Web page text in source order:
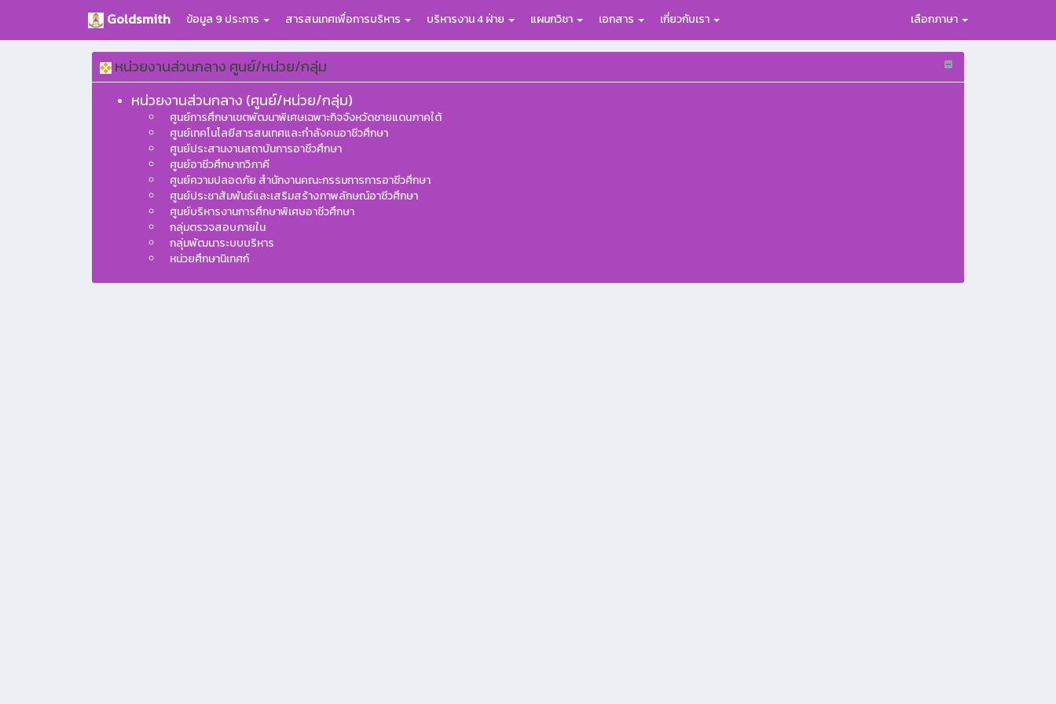
Goldsmith ข้อมูล 9 ประการ สารสนเทศเพื่อการบริหาร บริหารงาน 4 ฝ่าย แผนกวิชา เอกสาร เกี่ยวกับเรา เลือกภาษา
หน่วยงานส่วนกลาง ศูนย์/หน่วย/กลุ่ม
หน่วยงานส่วนกลาง (ศูนย์/หน่วย/กลุ่ม)
ศูนย์การศึกษาเขตพัฒนาพิเศษเฉพาะกิจจังหวัดชายแดนภาคใต้
ศูนย์เทคโนโลยีสารสนเทศและกำลังคนอาชีวศึกษา
ศูนย์ประสานงานสถาบันการอาชีวศึกษา
ศูนย์อาชีวศึกษาทวิภาคี
ศูนย์ความปลอดภัย สำนักงานคณะกรรมการการอาชีวศึกษา
ศูนย์ประชาสัมพันธ์และเสริมสร้างภาพลักษณ์อาชีวศึกษา
ศูนย์บริหารงานการศึกษาพิเศษอาชีวศึกษา
กลุ่มตรวจสอบภายใน
กลุ่มพัฒนาระบบบริหาร
หน่วยศึกษานิเทศก์